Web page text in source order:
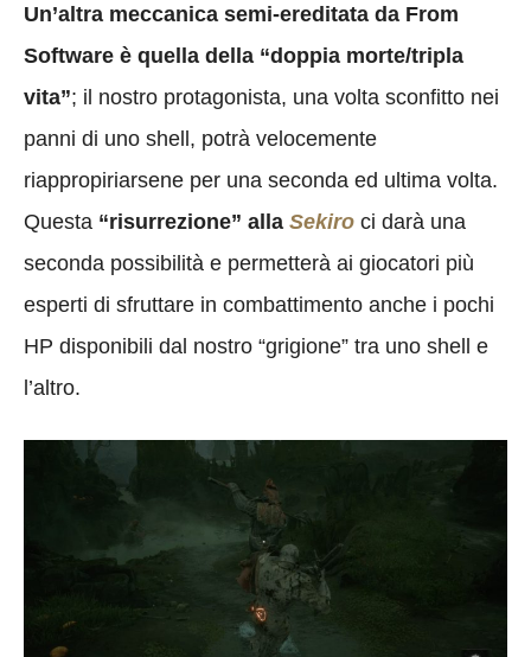
Un’altra meccanica semi-ereditata da From
Software è quella della “doppia morte/tripla
vita”; il nostro protagonista, una volta sconfitto nei
panni di uno shell, potrà velocemente
riappropiriarsene per una seconda ed ultima volta.
Questa “risurrezione” alla Sekiro ci darà una
seconda possibilità e permetterà ai giocatori più
esperti di sfruttare in combattimento anche i pochi
HP disponibili dal nostro “grigione” tra uno shell e
l’altro.